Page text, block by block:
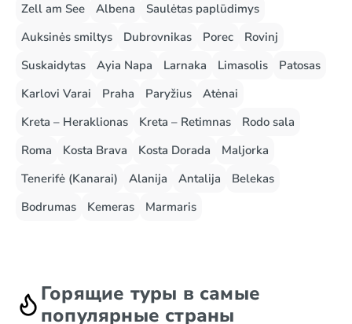
Zell am See
Albena
Saulėtas paplūdimys
Auksinės smiltys
Dubrovnikas Porec
Rovinj
Suskaidytas
Ayia Napa Larnaka Limasolis
Patosas
Karlovi Varai
Praha Paryžius
Atėnai
Kreta – Heraklionas
Kreta – Retimnas
Rodo sala
Roma
Kosta Brava Kosta Dorada
Maljorka
Tenerifė (Kanarai)
Alanija Antalija
Belekas
Bodrumas
Kemeras Marmaris
Горящие туры в самые
популярные страны